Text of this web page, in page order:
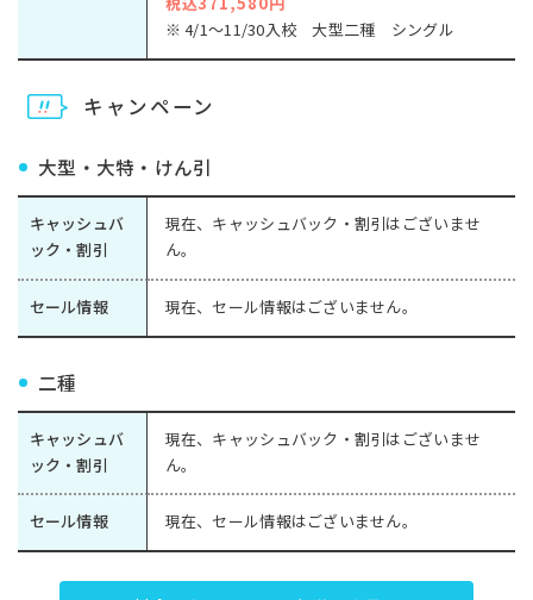
※ 4/1～11/30入校 大型二種 シングル
キャンペーン
大型・大特・けん引
キャッシュバ
ック・割引
現在、キャッシュバック・割引はございませ
ん。
セール情報 現在、セール情報はございません。
二種
キャッシュバ
ック・割引
現在、キャッシュバック・割引はございませ
ん。
セール情報 現在、セール情報はございません。